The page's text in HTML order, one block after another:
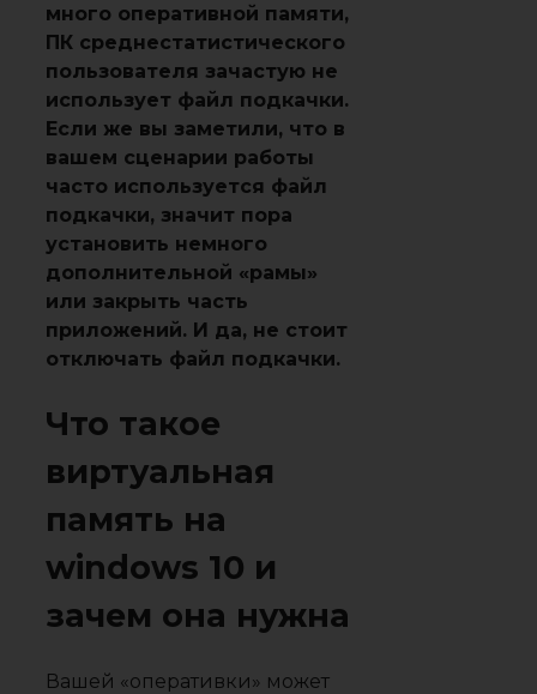
много оперативной памяти,
ПК среднестатистического
пользователя зачастую не
использует файл подкачки.
Если же вы заметили, что в
вашем сценарии работы
часто используется файл
подкачки, значит пора
установить немного
дополнительной «рамы»
или закрыть часть
приложений. И да, не стоит
отключать файл подкачки.
Что такое
виртуальная
память на
windows 10 и
зачем она нужна
Вашей «оперативки» может